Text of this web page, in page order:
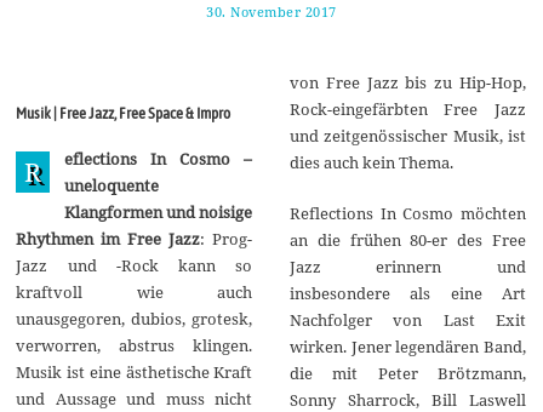
30. November 2017
a
i
2
0
1
8
Musik | Free Jazz, Free Space & Impro
R
eflections In Cosmo –
uneloquente
Klangformen und noisige
Rhythmen im Free Jazz: Prog-
Jazz und -Rock kann so
kraftvoll wie auch
unausgegoren, dubios, grotesk,
verworren, abstrus klingen.
Musik ist eine ästhetische Kraft
und Aussage und muss nicht
von Free Jazz bis zu Hip-Hop,
Rock-eingefärbten Free Jazz
und zeitgenössischer Musik, ist
dies auch kein Thema.
Reflections In Cosmo möchten
an die frühen 80-er des Free
Jazz erinnern und
insbesondere als eine Art
Nachfolger von Last Exit
wirken. Jener legendären Band,
die mit Peter Brötzmann,
Sonny Sharrock, Bill Laswell